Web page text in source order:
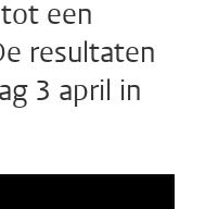
een
resultaten
3 april in